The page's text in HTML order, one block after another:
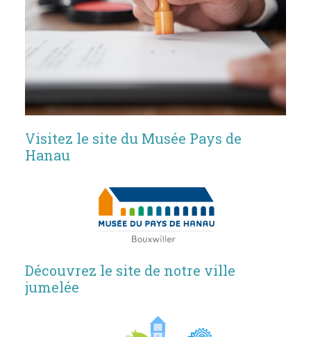
Visitez le site du Musée Pays de
Hanau
Découvrez le site de notre ville
jumelée